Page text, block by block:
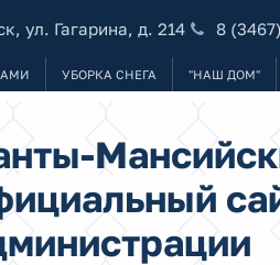
ул. Гагарина, д. 214 8
УБОРКА СНЕГА "НАШ ДОМ"